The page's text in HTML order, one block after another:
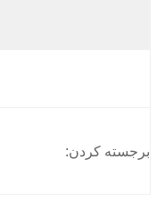
برجسته کردن: